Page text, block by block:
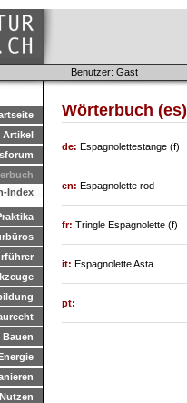
Benutzer: Gast
Artikel
Index
Bauen
Wörterbuch (es)
de: Espagnolettestange (f)
en: Espagnolette rod
fr: Tringle Espagnolette (f)
it: Espagnolette Asta
pt: